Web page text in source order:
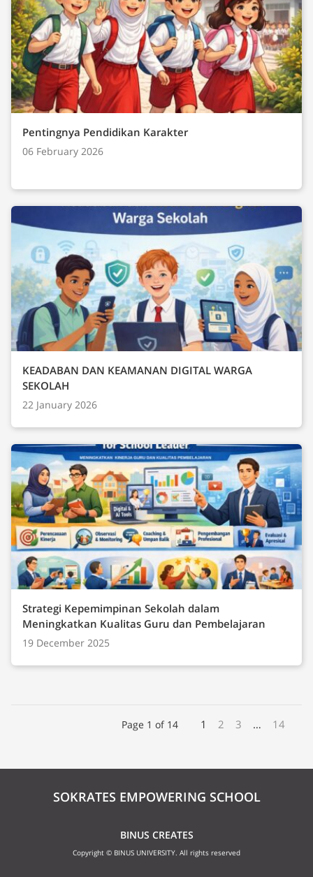
Pentingnya Pendidikan Karakter
06 February 2026
KEADABAN DAN KEAMANAN DIGITAL WARGA
SEKOLAH
22 January 2026
Strategi Kepemimpinan Sekolah dalam
Meningkatkan Kualitas Guru dan Pembelajaran
19 December 2025
Page 1 of 14 1 2 3 … 14
SOKRATES EMPOWERING SCHOOL
BINUS CREATES
Copyright © BINUS UNIVERSITY. All rights reserved